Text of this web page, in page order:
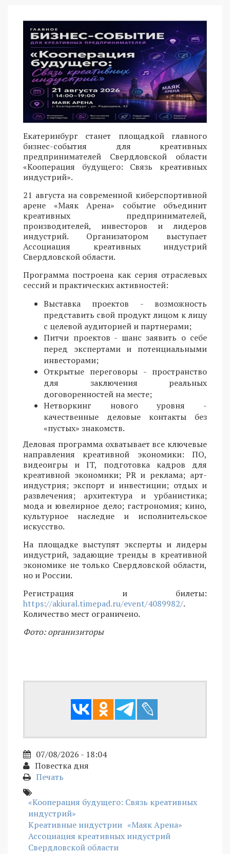
Екатеринбург станет площадкой главного
бизнес-события для креативных
предпринимателей Свердловской области
«Кооперация будущего: Связь креативных
индустрий».
21 августа на современной киберспортивной
арене «Маяк Арена» событие объединит
креативных предпринимателей,
производителей, инвесторов и лидеров
индустрий. Организатором выступает
Ассоциация креативных индустрий
Свердловской области.
Программа построена как серия отраслевых
сессий и практических активностей:
Выставка проектов - возможность
представить свой продукт лицом к лицу
с целевой аудиторией и партнерами;
Питчи проектов - шанс заявить о себе
перед экспертами и потенциальными
инвесторами;
Открытые переговоры - пространство
для заключения реальных
договоренностей на месте;
Нетворкинг нового уровня -
качественные деловые контакты без
«пустых» знакомств.
Деловая программа охватывает все ключевые
направления креативной экономики: ПО,
видеоигры и IT, подготовка кадров для
креативной экономики; PR и реклама; арт-
индустрия; экспорт и инвестиции; отдых и
развлечения; архитектура и урбанистика;
мода и ювелирное дело; гастрономия; кино,
культурное наследие и исполнительское
искусство.
На площадке выступят эксперты и лидеры
индустрий, задающие тренды в креативной
экономике не только Свердловской области,
но и России.
Регистрация и билеты:
https://akiural.timepad.ru/event/4089982/.
Количество мест ограничено.
Фото: организиторы
07/08/2026 - 18:04
Повестка дня
Печать
«Кооперация будущего: Связь креативных
индустрий»
Креативные индустрии «Маяк Арена»
Ассоциация креативных индустрий
Свердловской области